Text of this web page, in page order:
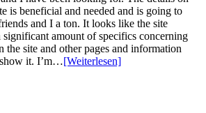
is beneficial and needed and is going to
and I a ton. It looks like the site
significant amount of specifics concerning
the site and other pages and information
it. I’m…[Weiterlesen]